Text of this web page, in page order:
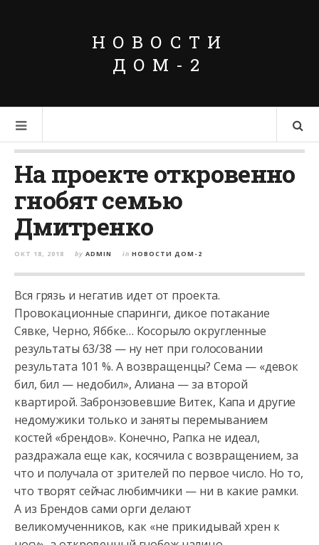
НОВОСТИ
ДОМ-2
На проекте откровенно
гнобят семью
Дмитренко
ОКТ 18, 2018 by ADMIN in НОВОСТИ ДОМ-2
Вся грязь и негатив идет от проекта.
Провокационные спаринги, дикое потакание
Сявке, Черно, Яббке… Косорыло округленные
результаты 63/38 — ну нет при голосовании
результата 101 %. А возвращенцы? Сема — «девок
бил, бил — недобил», Алиана — за второй
квартирой. Забронзовевшие Витек, Капа и другие
недомужики только и заняты перемыванием
костей «брендов». Конечно, Рапка не идеал,
раздражала еще как, косячила с возвращением, за
что и получала от зрителей по первое число. Но то,
что творят сейчас любимчики — ни в какие рамки.
А из Брендов сами орги делают
великомученников, как «не прикидывай хрен к